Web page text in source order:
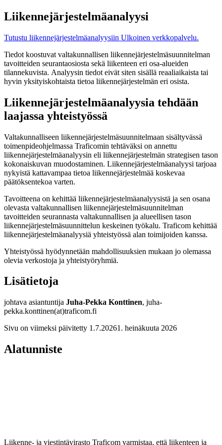
Liikennejärjestelmäanalyysi
Tutustu liikennejärjestelmäanalyysiin Ulkoinen verkkopalvelu.
Tiedot koostuvat valtakunnallisen liikennejärjestelmäsuunnitelman
tavoitteiden seurantaosiosta sekä liikenteen eri osa-alueiden
tilannekuvista. Analyysin tiedot eivät siten sisällä reaaliaikaista tai
hyvin yksityiskohtaista tietoa liikennejärjestelmän eri osista.
Liikennejärjestelmäanalyysia tehdään
laajassa yhteistyössä
Valtakunnalliseen liikennejärjestelmäsuunnitelmaan sisältyvässä
toimenpideohjelmassa Traficomin tehtäväksi on annettu
liikennejärjestelmäanalyysin eli liikennejärjestelmän strategisen tason
kokonaiskuvan muodostaminen. Liikennejärjestelmäanalyysi tarjoaa
nykyistä kattavampaa tietoa liikennejärjestelmää koskevaa
päätöksentekoa varten.
Tavoitteena on kehittää liikennejärjestelmäanalyysistä ja sen osana
olevasta valtakunnallisen liikennejärjestelmäsuunnitelman
tavoitteiden seurannasta valtakunnallisen ja alueellisen tason
liikennejärjestelmäsuunnittelun keskeinen työkalu. Traficom kehittää
liikennejärjestelmäanalyysiä yhteistyössä alan toimijoiden kanssa.
Yhteistyössä hyödynnetään mahdollisuuksien mukaan jo olemassa
olevia verkostoja ja yhteistyöryhmiä.
Lisätietoja
johtava asiantuntija Juha-Pekka Konttinen, juha-
pekka.konttinen(at)traficom.fi
Sivu on viimeksi päivitetty 1.7.20261. heinäkuuta 2026
Alatunniste
Liikenne- ja viestintävirasto Traficom varmistaa, että liikenteen ja